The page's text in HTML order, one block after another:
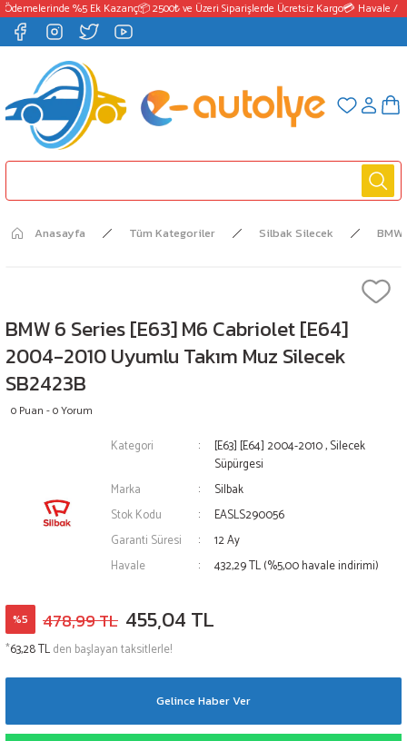
%5 Ek Kazanç📦 2500₺ ve Üzeri Siparişlerde Ücretsiz Kargo💳 Havale /
Anasayfa Tüm Kategoriler Silbak Silecek BMW
BMW 6 Series [E63] M6 Cabriolet [E64]
2004-2010 Uyumlu Takım Muz Silecek
SB2423B
0 Puan - 0 Yorum
Kategori [E63] [E64] 2004-2010,Silecek
Süpürgesi
Marka
Silbak
Stok Kodu
EASLS290056
Garanti Süresi
12 Ay
Havale
432,29 TL (%5,00 havale indirimi)
%5 478,99 TL 455,04 TL
*63,28 TLden başlayan taksitlerle!
Gelince Haber Ver